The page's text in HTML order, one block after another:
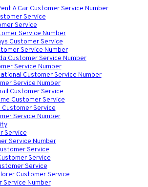
A Car Customer Service Number
Service
Service
Service Number
Customer Service
Service Number
Customer Service Number
Service Number
Customer Service Number
Service Number
Customer Service
Customer Service
Customer Service
Service Number
Service
Service Number
Service
Service
Service
Customer Service
Service Number